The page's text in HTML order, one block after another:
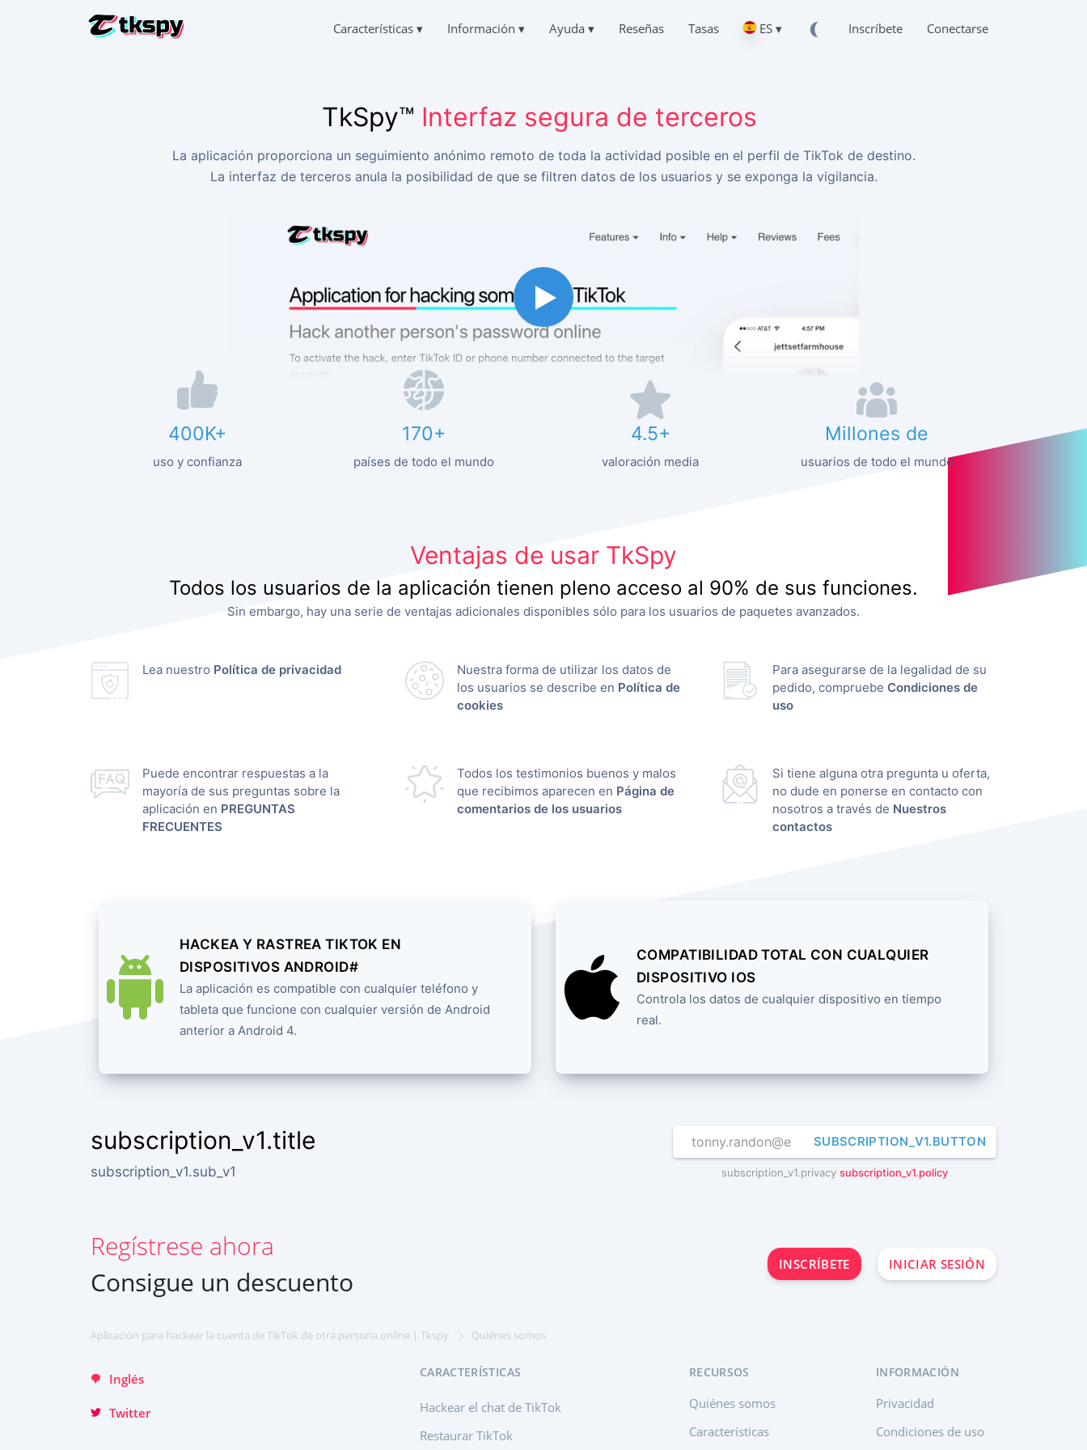
Características ▾ Información ▾ Ayuda ▾ Reseñas Tasas ES ▾ Inscríbete Conectarse
RESTAURAR TIKTOK
SEGUIMIENTO DE LA UBICACIÓN EN TIKTOK
Averiguar dónde está una persona
Aplicación de seguimiento
AYUDA
TESTIMONIOS
Sus peticiones y comentarios
PRIVACIDAD
POLÍTICA DE COOKIES
Cómo hackear TikTok gratis
Cómo saber quién accede a tu página de TikTok
Cómo recuperar una cuenta de TikTok robada
Français
Portuguese (Brazil)
Хинди हिन्दी
Italiano
TkSpy™ Interfaz segura de terceros
La aplicación proporciona un seguimiento anónimo remoto de toda la actividad posible en el perfil de TikTok de destino.
La interfaz de terceros anula la posibilidad de que se filtren datos de los usuarios y se exponga la vigilancia.
400K+
uso y confianza
170+
países de todo el mundo
4.5+
valoración media
Millones de
usuarios de todo el mundo
Ventajas de usar TkSpy
Todos los usuarios de la aplicación tienen pleno acceso al 90% de sus funciones.
Sin embargo, hay una serie de ventajas adicionales disponibles sólo para los usuarios de paquetes avanzados.
Lea nuestro Política de privacidad
Nuestra forma de utilizar los datos de
los usuarios se describe en Política de
cookies
Para asegurarse de la legalidad de su
pedido, compruebe Condiciones de
uso
Puede encontrar respuestas a la
mayoría de sus preguntas sobre la
aplicación en PREGUNTAS
FRECUENTES
Todos los testimonios buenos y malos
que recibimos aparecen en Página de
comentarios de los usuarios
Si tiene alguna otra pregunta u oferta,
no dude en ponerse en contacto con
nosotros a través de Nuestros
contactos
HACKEA Y RASTREA TIKTOK EN
DISPOSITIVOS ANDROID#
La aplicación es compatible con cualquier teléfono y
tableta que funcione con cualquier versión de Android
anterior a Android 4.
COMPATIBILIDAD TOTAL CON CUALQUIER
DISPOSITIVO IOS
Controla los datos de cualquier dispositivo en tiempo
real.
subscription_v1.title
subscription_v1.sub_v1
SUBSCRIPTION_V1.BUTTON
subscription_v1.privacy subscription_v1.policy
Regístrese ahora
Consigue un descuento
INSCRÍBETE INICIAR SESIÓN
Aplicación para hackear la cuenta de TikTok de otra persona online | Tkspy Quiénes somos
Inglés
Français
Portuguese (Brazil)
Хинди हिन्दी
Türkçe
Twitter
CARACTERÍSTICAS
Hackear el chat de TikTok
Restaurar TikTok
RECURSOS
Quiénes somos
Características
INFORMACIÓN
Privacidad
Condiciones de uso